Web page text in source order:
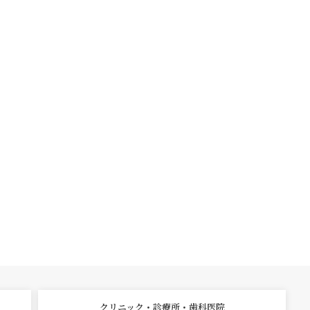
クリニック・診療所・歯科医院